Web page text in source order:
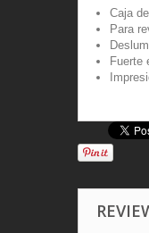
Caja
Para
Fuerte